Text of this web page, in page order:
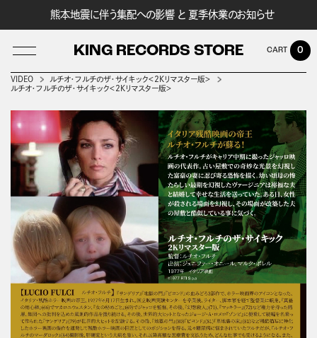
熊本地震に伴う集配への影響 と 夏季休業のお知らせ
KING RECORDS STORE
LOG IN
0
VIDEO
ルチオ・フルチのザ・サイキック＜2Kリマスター版＞
ルチオ・フルチのザ・サイキック＜2Kリマスター版＞